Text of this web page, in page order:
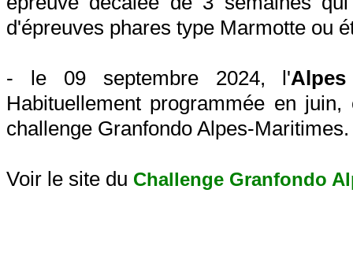
d'épreuves phares type Marmotte ou
- le 09 septembre 2024, l'
Habituellement programmée en
challenge Granfondo Alpes-Maritimes.
Voir le site du Challenge Granfondo